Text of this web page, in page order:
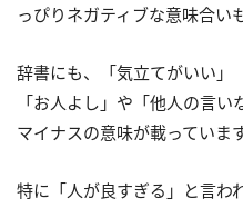
っぴりネガティブな意味合い
辞書にも、「気立てがいい」
「お人よし」や「他人の言
マイナスの意味が載っています
特に「人が良すぎる」と言わ